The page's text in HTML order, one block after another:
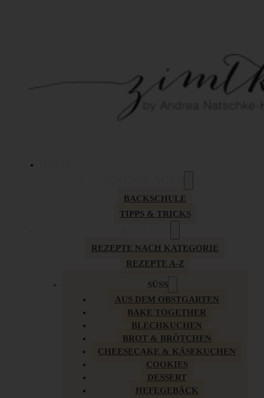
BACKSCHULE
TIPPS & TRICKS
REZEPTE NACH KATEGORIE
REZEPTE A-Z
SÜSS
AUS DEM OBSTGARTEN
BAKE TOGETHER
BLECHKUCHEN
BROT & BRÖTCHEN
CHEESECAKE & KÄSEKUCHEN
COOKIES
DESSERT
HEFEGEBÄCK